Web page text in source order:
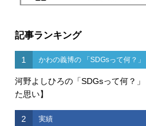
記事ランキング
1 かわの義博の 「SDGsって何？」
河野よしひろの「SDGsって何？
た思い】
2 実績